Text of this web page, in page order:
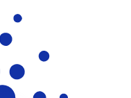
lorsque vous
internationaux
des devises,
transférez de